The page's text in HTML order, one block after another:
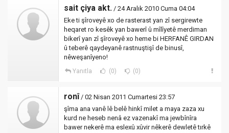
sait çiya akt. / 24 Aralık 2010 Cuma 04:04
Eke ti şîroveyê xo de rasterast yan zî sergirewte
heqaret ro kesêk yan bawerî û mîlîyetê merdiman
bikerî yan zî şîroveyê xo heme bi HERFANÊ GIRDAN
û teberê qaydeyanê rastnuştişî de binusî,
nêweşanîyeno!
Yanıtla (0) (0)
ronî / 02 Nisan 2011 Cumartesi 23:57
şîma ana vanê lê belê hinkî milet a maya zaza xu
kurd ne heseb nenâ ez vazenakî ma jewbînîra
bawer nekerê ma eslexû xûvir nêkerê dewletê tırkê